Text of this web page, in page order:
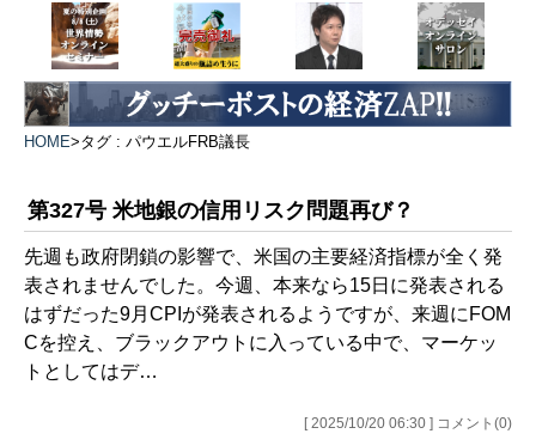
HOME>タグ : パウエルFRB議長
第327号 米地銀の信用リスク問題再び？
先週も政府閉鎖の影響で、米国の主要経済指標が全く発
表されませんでした。今週、本来なら15日に発表される
はずだった9月CPIが発表されるようですが、来週にFOM
Cを控え、ブラックアウトに入っている中で、マーケッ
トとしてはデ…
[ 2025/10/20 06:30 ] コメント(0)